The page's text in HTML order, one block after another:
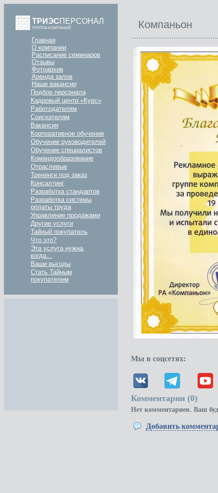
ТРИЭСПЕРСОНАЛ
ГРУППА КОМПАНИЙ
Главная
О компании
Расписание семинаров
Отзывы
Фотоархив
Аренда залов
Наши вакансии
Подбор персонала
Кадровый центр «Курс»
Работодателям
Соискателям
Вакансии
Корпоративное обучение
Обучение руководителей
Обучение специалистов
Командообразование
Отраслевые
Тренинги под заказ
Консалтинг
Разработка стандартов
Разработка системы
оплаты труда
Управление продажами
Другие услуги
Тайный покупатель
Что это?
Эта услуга нужна,
когда...
Ваши выгоды
Стать Тайным
покупателем
Компаньон
Мы в соцсетях:
Комментарии (0)
Нет комментариев. Ваш
Добавить